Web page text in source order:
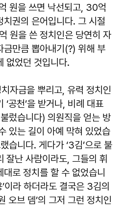
원을 쓰면 낙선되고, 30억
권의 은어입니다. 그 시절
원을 쓴 정치인은 당연히 자
금만큼 뽑아내기(?) 위해 부
없었던 것입니다.
자금을 뿌리고, 유력 정치인
공천’을 받거나, 비례 대표
렀습니다) 의원직을 얻는 방
있는 길이 아예 막혀 있었습
습니다. 게다가 ‘3김’으로 불
잘난 사람이라도, 그들의 휘
로 정치를 할 수 없었습니
이라 하더라도 결국은 3김의
오브 뎀’의 그저 그런 정치인